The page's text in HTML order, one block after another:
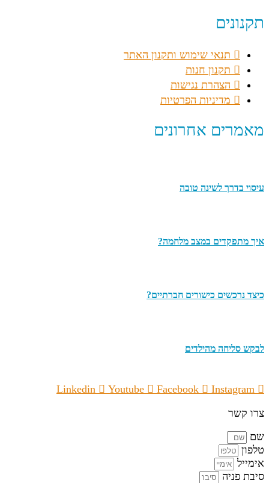
תקנונים
תנאי שימוש ותקנון האתר
תקנון חנות
הצהרת נגישות
מדיניות הפרטיות
מאמרים אחרונים
עיסוי בדרך לשינה טובה
איך מתפקדים במצב מלחמה?
כיצד נרכשים כישורים חברתיים?
לבקש סליחה מהילדים
Linkedin Youtube Facebook
Instagram
צרו קשר
שם
טלפון
אימייל
סיבת פניה